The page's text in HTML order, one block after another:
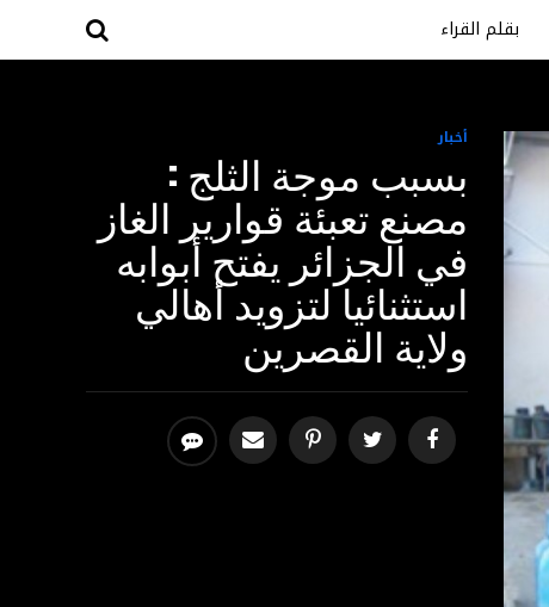
بقلم القراء
أخبار
بسبب موجة الثلج :
مصنع تعبئة قوارير الغاز
في الجزائر يفتح أبوابه
استثنائيا لتزويد أهالي
ولاية القصرين